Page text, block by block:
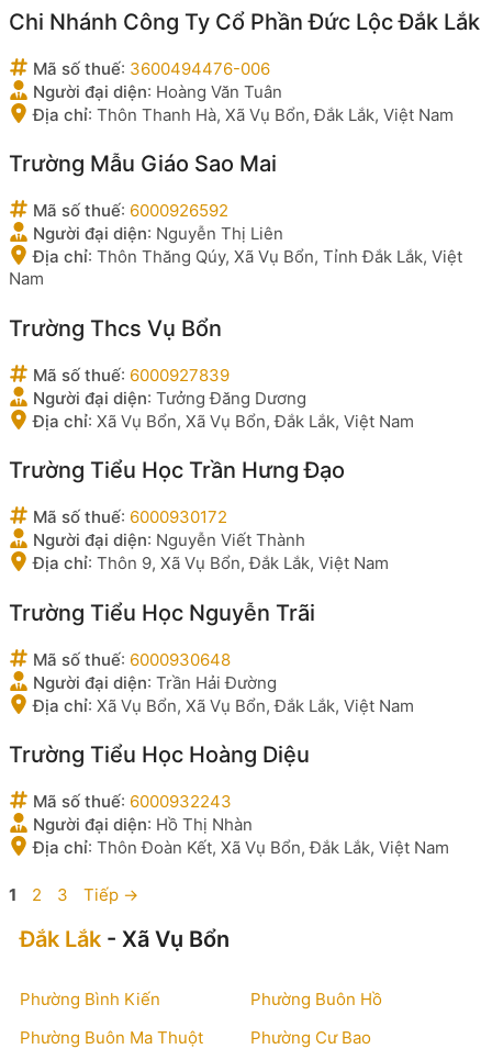
Chi Nhánh Công Ty Cổ Phần Đức Lộc Đắk Lắk
Mã số thuế: 3600494476-006
Người đại diện: Hoàng Văn Tuân
Địa chỉ: Thôn Thanh Hà, Xã Vụ Bổn, Đắk Lắk, Việt Nam
Trường Mẫu Giáo Sao Mai
Mã số thuế: 6000926592
Người đại diện: Nguyễn Thị Liên
Địa chỉ: Thôn Thăng Qúy, Xã Vụ Bổn, Tỉnh Đắk Lắk, Việt
Nam
Trường Thcs Vụ Bổn
Mã số thuế: 6000927839
Người đại diện: Tưởng Đăng Dương
Địa chỉ: Xã Vụ Bổn, Xã Vụ Bổn, Đắk Lắk, Việt Nam
Trường Tiểu Học Trần Hưng Đạo
Mã số thuế: 6000930172
Người đại diện: Nguyễn Viết Thành
Địa chỉ: Thôn 9, Xã Vụ Bổn, Đắk Lắk, Việt Nam
Trường Tiểu Học Nguyễn Trãi
Mã số thuế: 6000930648
Người đại diện: Trần Hải Đường
Địa chỉ: Xã Vụ Bổn, Xã Vụ Bổn, Đắk Lắk, Việt Nam
Trường Tiểu Học Hoàng Diệu
Mã số thuế: 6000932243
Người đại diện: Hồ Thị Nhàn
Địa chỉ: Thôn Đoàn Kết, Xã Vụ Bổn, Đắk Lắk, Việt Nam
Trang
1 Trang
2 Trang
3 Tiếp →
Đắk Lắk - Xã Vụ Bổn
Phường Bình Kiến
Phường Buôn Hồ
Phường Buôn Ma Thuột
Phường Cư Bao